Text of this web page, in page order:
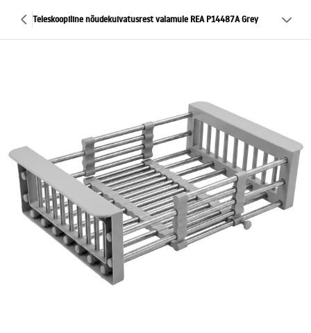
Teleskoopiline nõudekuivatusrest valamule REA P14487A Grey